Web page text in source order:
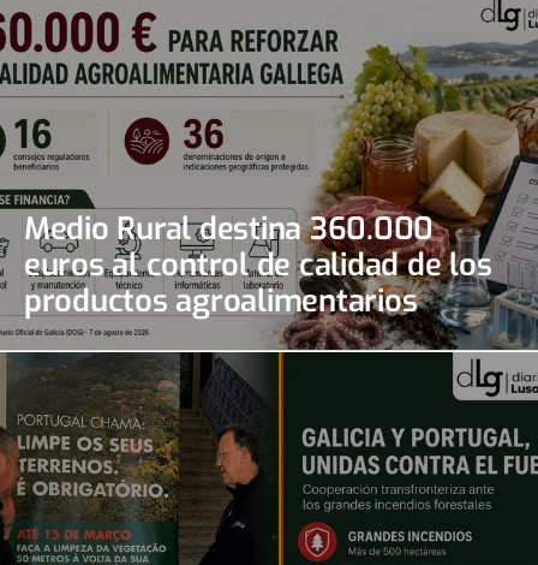
Medio Rural destina 360.000
euros al control de calidad de los
productos agroalimentarios
gallegos